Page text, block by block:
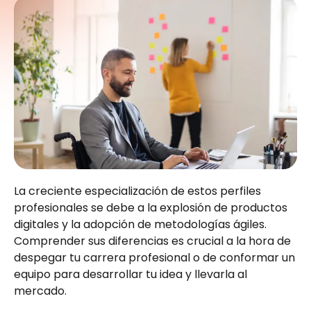
La creciente especialización de estos perfiles
profesionales se debe a la explosión de productos
digitales y la adopción de metodologías ágiles.
Comprender sus diferencias es crucial a la hora de
despegar tu carrera profesional o de conformar un
equipo para desarrollar tu idea y llevarla al
mercado.